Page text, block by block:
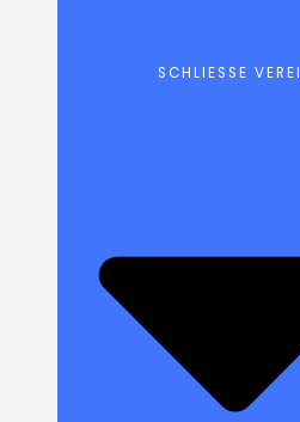
SCHLIESSE VEREIN